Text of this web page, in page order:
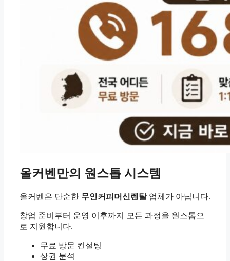
올커벤만의 원스톱 시스템
올커벤은 단순한 무인커피머신렌탈업체가 아닙니다.
창업 준비부터 운영 이후까지 모든 과정을 원스톱으
로 지원합니다.
무료 방문 컨설팅
상권 분석